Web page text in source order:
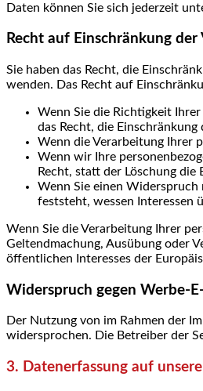
Daten können Sie sich jederzeit
Recht auf Einschränkung
Sie haben das Recht, die
wenden. Das Recht auf
Wenn Sie die Richtigkeit
das Recht, die
Wenn die Verarbeitung Ihrer
Wenn wir Ihre
Recht, statt der Löschung
Wenn Sie einen Widerspruch
feststeht, wessen Interessen
Wenn Sie die Verarbeitung Ihrer
Geltendmachung, Ausübung oder
öffentlichen Interesses der
Widerspruch gegen Werbe-
Der Nutzung von im Rahmen der
widersprochen. Die Betreiber der
3. Datenerfassung auf